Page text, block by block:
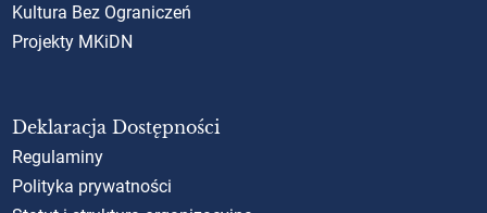
Kultura Bez Ograniczeń
Projekty MKiDN
Deklaracja Dostępności
Regulaminy
Polityka prywatności